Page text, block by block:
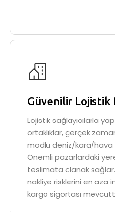
Güvenilir Lojistik
Lojistik sağlayıcılarla
ortaklıklar, gerçek
modlu deniz/kara/hava
Önemli pazarlardaki
teslimata olanak
nakliye risklerini en aza
kargo sigortası